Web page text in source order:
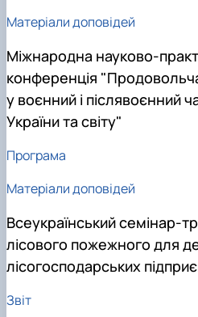
Матеріали доповідей
Міжнародна науково-
конференція
у воєнний і післявоєнний
України та світу"
Програма
Матеріали доповідей
Всеукраїнський семінар-
лісового пожежного для
лісогосподарських
Звіт